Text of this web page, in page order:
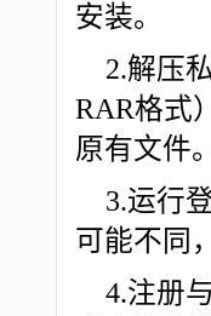
安装。
2.解压
RAR格式
原有文件
3.运行
可能不同
4.注册